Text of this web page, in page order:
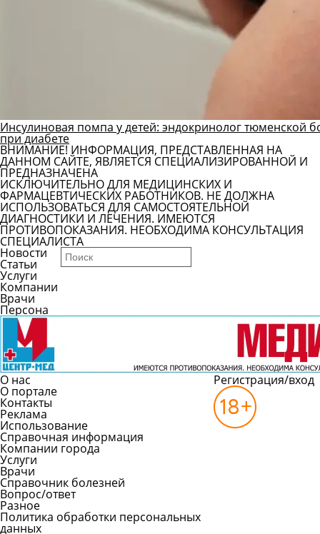
Инсулиновая помпа у детей: эндокринолог тюменской
при диабете
ВНИМАНИЕ! ИНФОРМАЦИЯ, ПРЕДСТАВЛЕННАЯ НА
ДАННОМ САЙТЕ, ЯВЛЯЕТСЯ СПЕЦИАЛИЗИРОВАННОЙ И
ПРЕДНАЗНАЧЕНА
ИСКЛЮЧИТЕЛЬНО ДЛЯ МЕДИЦИНСКИХ И
ФАРМАЦЕВТИЧЕСКИХ РАБОТНИКОВ. НЕ ДОЛЖНА
ИСПОЛЬЗОВАТЬСЯ ДЛЯ САМОСТОЯТЕЛЬНОЙ
ДИАГНОСТИКИ И ЛЕЧЕНИЯ. ИМЕЮТСЯ
ПРОТИВОПОКАЗАНИЯ. НЕОБХОДИМА КОНСУЛЬТАЦИЯ
СПЕЦИАЛИСТА
Новости
Статьи
Услуги
Компании
Врачи
Персона
О нас
О портале
Контакты
Реклама
Использование
Справочная информация
Компании города
Услуги
Врачи
Справочник болезней
Вопрос/ответ
Разное
Политика обработки персональных
данных
Регистрация/вход